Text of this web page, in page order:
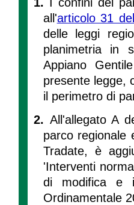
all'articolo 31
delle leggi
planimetria in
Appiano
presente legge,
il perimetro di
2. All'allegato A
parco regionale
Tradate, è
'Interventi
di modifica e
Ordinamentale